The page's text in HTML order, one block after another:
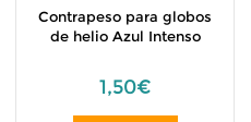
Contrapeso para globos
de helio Azul Intenso
1,50€